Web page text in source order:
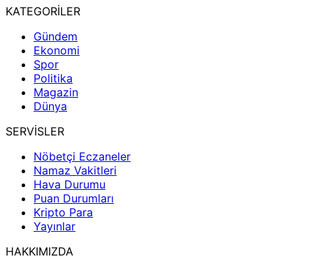
KATEGORİLER
Gündem
Ekonomi
Spor
Politika
Magazin
Dünya
SERVİSLER
Nöbetçi Eczaneler
Namaz Vakitleri
Hava Durumu
Puan Durumları
Kripto Para
Yayınlar
HAKKIMIZDA